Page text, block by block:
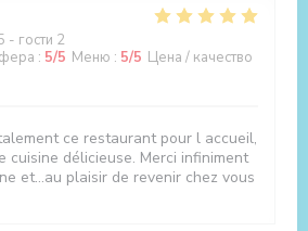
- гости 2
: 5/5 Меню : 5/5 Цена / качество
ce restaurant pour l accueil,
cuisine délicieuse. Merci infiniment
et...au plaisir de revenir chez vous